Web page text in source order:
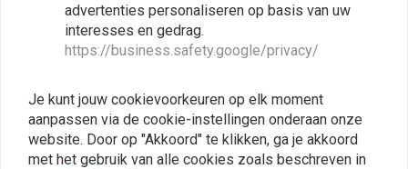
helmschaal geïntegreerd.
Het EPS-veiligheidsschuim bevat kanalen die warmte en overtollig
vocht effectief afvoeren.
de ventilatieopeningen boven de wenkbrauwen.
Voldoet aan de Amerikaanse DOT FMVSS-norm nr. 218 en is ECE
R22.06-gecertificeerd.
advertenties personaliseren op basis van uw
interesses en gedrag.
https://business.safety.google/privacy/
Je kunt jouw cookievoorkeuren op elk moment
aanpassen via de cookie-instellingen onderaan onze
website. Door op "Akkoord" te klikken, ga je akkoord
met het gebruik van alle cookies zoals beschreven in